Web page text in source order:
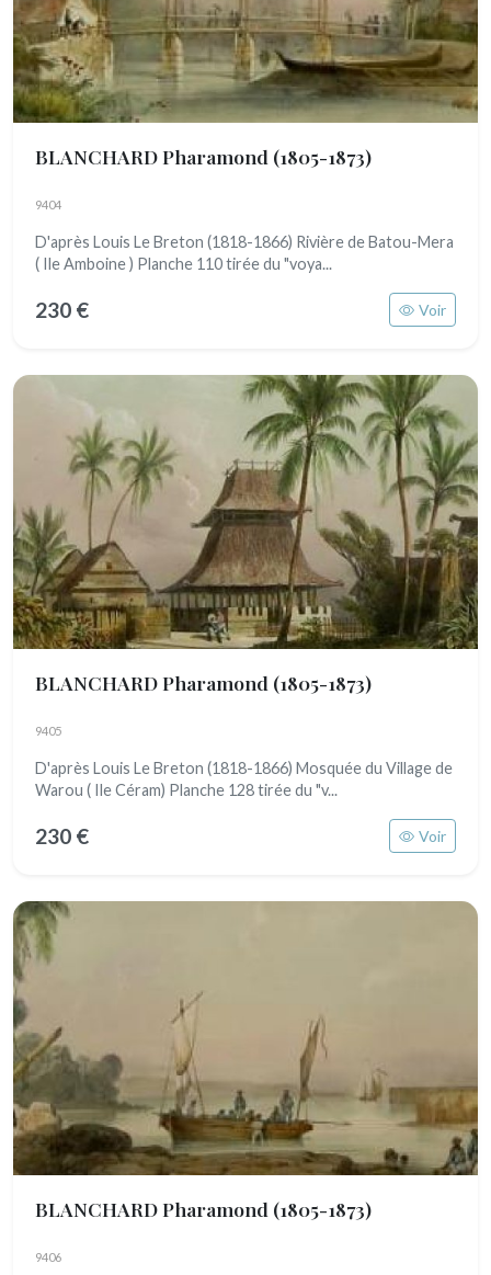
BLANCHARD Pharamond (1805-1873)
9404
D'après Louis Le Breton (1818-1866) Rivière de Batou-Mera
( Ile Amboine ) Planche 110 tirée du "voya...
230 € Voir
BLANCHARD Pharamond (1805-1873)
9405
D'après Louis Le Breton (1818-1866) Mosquée du Village de
Warou ( Ile Céram) Planche 128 tirée du "v...
230 € Voir
BLANCHARD Pharamond (1805-1873)
9406